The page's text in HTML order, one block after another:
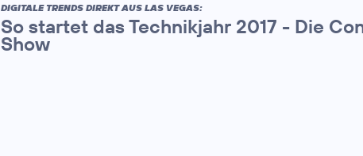
DIGITALE TRENDS DIREKT AUS LAS VEGAS:
So startet das Technikjahr 2017 - Die
Show